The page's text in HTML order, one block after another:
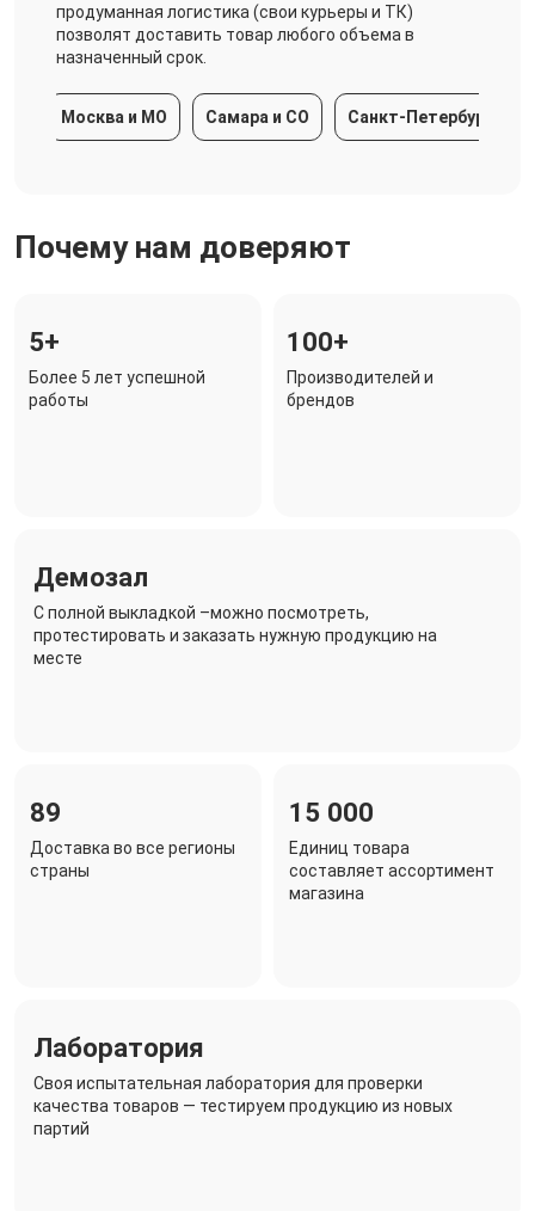
продуманная логистика (свои курьеры и ТК)
позволят доставить товар любого объема в
назначенный срок.
Москва и МО Самара и СО Санкт-Петербург и ЛО
Почему нам доверяют
5+
Более 5 лет успешной
работы
100+
Производителей и
брендов
Демозал
C полной выкладкой –можно посмотреть,
протестировать и заказать нужную продукцию на
месте
89
Доставка во все регионы
страны
15 000
Единиц товара
составляет ассортимент
магазина
Лаборатория
Своя испытательная лаборатория для проверки
качества товаров — тестируем продукцию из новых
партий